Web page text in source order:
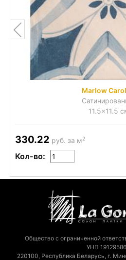
Marlow
11.5x11.5
330.22 руб. за м2
Кол-во:
Общество с ограниченной
УНП
220100, Республика Беларусь, г.